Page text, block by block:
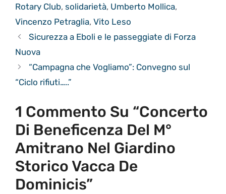
Rotary Club, solidarietà, Umberto Mollica,
Vincenzo Petraglia, Vito Leso
Sicurezza a Eboli e le passeggiate di Forza
Nuova
“Campagna che Vogliamo”: Convegno sul
“Ciclo rifiuti…..”
1 Commento Su “Concerto
Di Beneficenza Del M°
Amitrano Nel Giardino
Storico Vacca De
Dominicis”